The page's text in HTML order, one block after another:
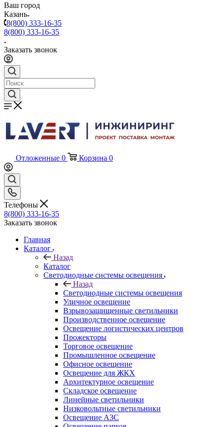
Ваш город
Казань
8(800) 333-16-35
8(800) 333-16-35
Заказать звонок
Отложенные 0 Корзина 0
Телефоны
8(800) 333-16-35
Заказать звонок
Главная
Каталог
Назад
Каталог
Светодиодные системы освещения
Назад
Светодиодные системы освещения
Уличное освещение
Взрывозащищенные светильники
Производственное освещение
Освещение логистических центров
Прожекторы
Торговое освещение
Промышленное освещение
Офисное освещение
Освещение для ЖКХ
Архитектурное освещение
Складское освещение
Линейные светильники
Низковольтные светильники
Освещение АЗС